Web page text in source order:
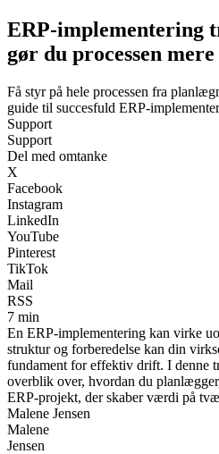
ERP-implementering
gør du processen
Få styr på hele processen fra
guide til succesfuld ERP-
Support
Support
Del med omtanke
X
Facebook
Instagram
LinkedIn
YouTube
Pinterest
TikTok
Mail
RSS
7 min
En ERP-implementering kan virke
struktur og forberedelse kan din
fundament for effektiv drift. I denne
overblik over, hvordan du
ERP-projekt, der skaber værdi på
Malene Jensen
Malene
Jensen